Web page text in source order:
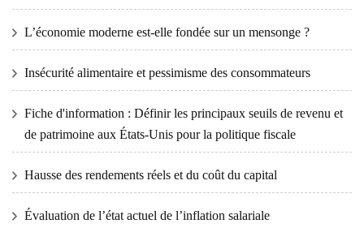
L’économie moderne est-elle fondée sur un mensonge ?
Insécurité alimentaire et pessimisme des consommateurs
Fiche d'information : Définir les principaux seuils de revenu et
de patrimoine aux États-Unis pour la politique fiscale
Hausse des rendements réels et du coût du capital
Évaluation de l’état actuel de l’inflation salariale